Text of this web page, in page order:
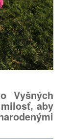
Vyšných
aby